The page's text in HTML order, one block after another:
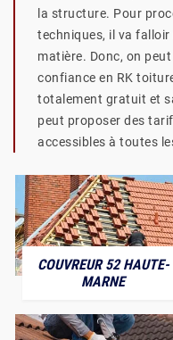
la structure. Pour
techniques, il va falloir
matière. Donc, on
confiance en RK
totalement gratuit et
peut proposer des
accessibles à toutes
COUVREUR 52 HAUTE-
MARNE